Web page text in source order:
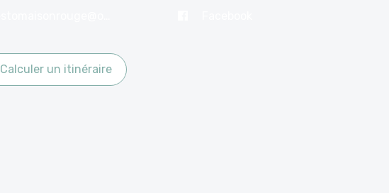
Calculer un itinéraire